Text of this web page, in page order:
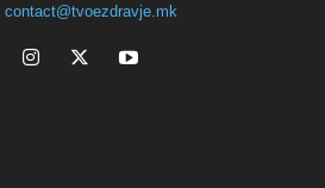
contact@tvoezdravje.mk